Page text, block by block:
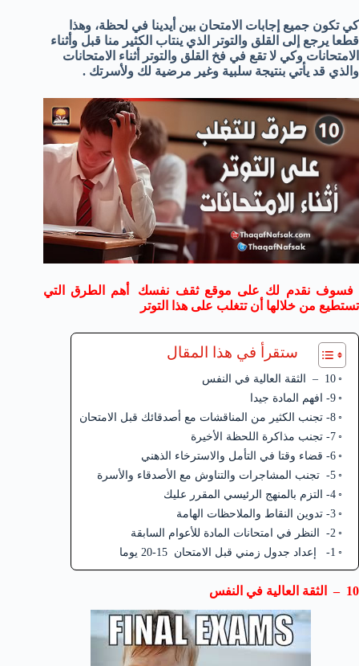
كي تكون جميع إجابات الامتحان بين أيدينا في لحظة، وهذا
قطعا يرجع إلى القلق والتوتر الذي ينتاب الكثير منا قبل وأثناء
الامتحانات وكي لا تقع في فخ القلق والتوتر أثناء الامتحانات
والذي قد يأتي بنتيجة سلبية وغير مرضية لك ولأسرتك .
فسوف نقدم لك على موقع ثقف نفسك أهم الطرق التي
تستطيع من خلالها أن تتغلب على هذا التوتر
ستقرأ في هذا المقال
10 – الثقة العالية في النفس
9- افهم المادة جيدا
8- تجنب الكثير من المناقشات مع أصدقائك قبل الامتحان
7- تجنب مذاكرة اللحظة الأخيرة
6- قضاء وقتا في التأمل والاسترخاء الذهني
5- تجنب المشاجرات والتناوش مع الأصدقاء والأسرة
4- التزم بالمنهج الرئيسي المقرر عليك
3- تدوين النقاط والملاحظات الهامة
2- النظر في امتحانات المادة للأعوام السابقة
1- إعداد جدول زمني قبل الامتحان 15-20 يوما
10 – الثقة العالية في النفس